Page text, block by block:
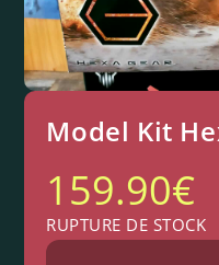
Model Kit
159.90€
RUPTURE DE STOCK